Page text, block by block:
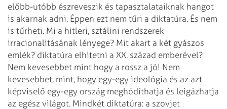
előbb-utóbb észreveszik és tapasztalataiknak hangot
is akarnak adni. Éppen ezt nem tűri a diktatúra. És nem
is tűrheti. Mi a hitleri, sztálini rendszerek
irracionalitásának lényege? Mit akart a két gyászos
emlék? diktatúra elhitetni a XX. század emberével?
Nem kevesebbet mint hogy a rossz a jó! Nem
kevesebbet, mint, hogy egy-egy ideológia és az azt
képviselő egy-egy ország meghódíthatja és leigázhatja
az egész világot. Mindkét diktatúra: a szovjet